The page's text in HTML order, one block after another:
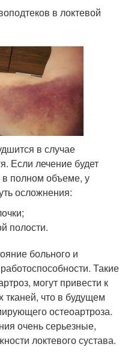
в локтевой
в случае
Если лечение будет
полном объеме, у
осложнения:
полости.
больного и
Такие
могут привести к
что в будущем
остеоартроза.
очень серьезные,
локтевого сустава.